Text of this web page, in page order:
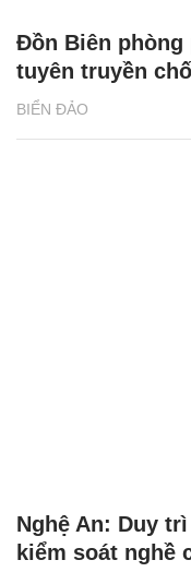
BIỂN ĐẢO
Đồn Biên phòng
tuyên truyền
Nghệ An: Duy
kiểm soát nghề